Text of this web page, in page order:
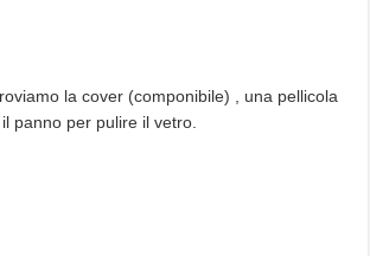
la cover (componibile) , una pellicola
panno per pulire il vetro.